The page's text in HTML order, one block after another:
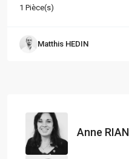
1 Pièce(s)
Matthis HEDIN
Anne